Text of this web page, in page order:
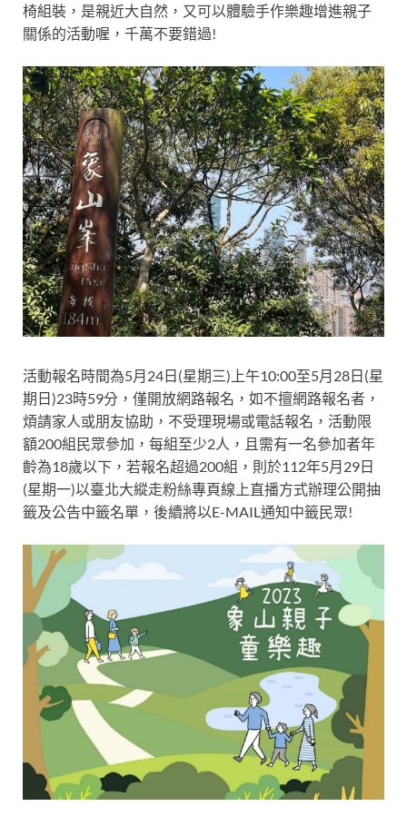
椅組裝，是親近大自然，又可以體驗手作樂趣增進親子
關係的活動喔，千萬不要錯過!
活動報名時間為5月24日(星期三)上午10:00至5月28日(星
期日)23時59分，僅開放網路報名，如不擅網路報名者，
煩請家人或朋友協助，不受理現場或電話報名，活動限
額200組民眾參加，每組至少2人，且需有一名參加者年
齡為18歲以下，若報名超過200組，則於112年5月29日
(星期一)以臺北大縱走粉絲專頁線上直播方式辦理公開抽
籤及公告中籤名單，後續將以E-MAIL通知中籤民眾!